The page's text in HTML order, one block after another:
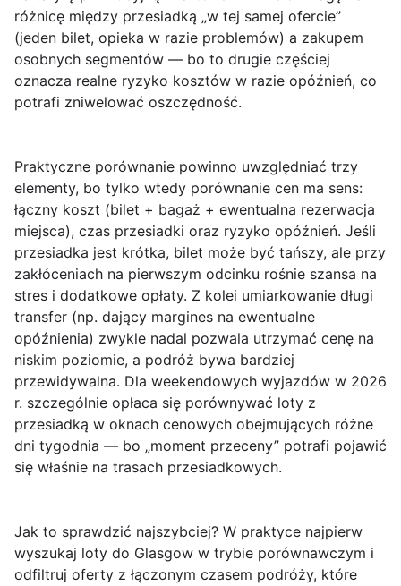
różnicę między przesiadką „w tej samej ofercie”
(jeden bilet, opieka w razie problemów) a zakupem
osobnych segmentów — bo to drugie częściej
oznacza realne ryzyko kosztów w razie opóźnień, co
potrafi zniwelować oszczędność.
Praktyczne porównanie powinno uwzględniać trzy
elementy, bo tylko wtedy porównanie cen ma sens:
łączny koszt (bilet + bagaż + ewentualna rezerwacja
miejsca), czas przesiadki oraz ryzyko opóźnień. Jeśli
przesiadka jest krótka, bilet może być tańszy, ale przy
zakłóceniach na pierwszym odcinku rośnie szansa na
stres i dodatkowe opłaty. Z kolei umiarkowanie długi
transfer (np. dający margines na ewentualne
opóźnienia) zwykle nadal pozwala utrzymać cenę na
niskim poziomie, a podróż bywa bardziej
przewidywalna. Dla weekendowych wyjazdów w 2026
r. szczególnie opłaca się porównywać loty z
przesiadką w oknach cenowych obejmujących różne
dni tygodnia — bo „moment przeceny” potrafi pojawić
się właśnie na trasach przesiadkowych.
Jak to sprawdzić najszybciej? W praktyce najpierw
wyszukaj loty do Glasgow w trybie porównawczym i
odfiltruj oferty z łączonym czasem podróży, które